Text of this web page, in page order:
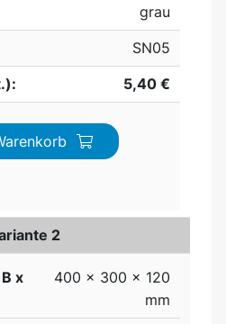
grau
SN05
5,40 €
2
x
400 x 300 x 120
mm